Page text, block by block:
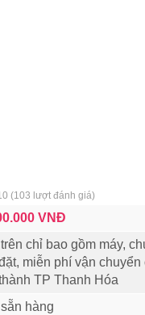
(103 lượt đánh giá)
VNĐ
chỉ bao gồm máy,
miễn phí vận
TP Thanh Hóa
hàng